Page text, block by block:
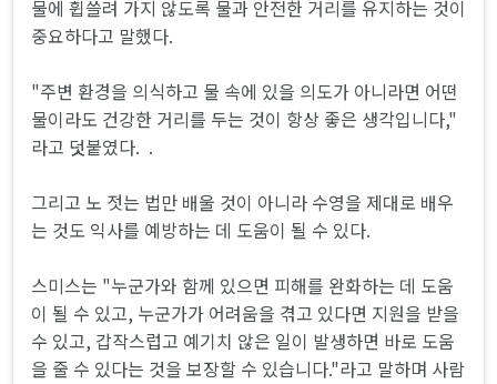
물에 휩쓸려 가지 않도록 물과 안전한 거리를 유지하는 것이
중요하다고 말했다.
"주변 환경을 의식하고 물 속에 있을 의도가 아니라면 어떤
물이라도 건강한 거리를 두는 것이 항상 좋은 생각입니다,"
라고 덧붙였다. .
그리고 노 젓는 법만 배울 것이 아니라 수영을 제대로 배우
는 것도 익사를 예방하는 데 도움이 될 수 있다.
스미스는 "누군가와 함께 있으면 피해를 완화하는 데 도움
이 될 수 있고, 누군가가 어려움을 겪고 있다면 지원을 받을
수 있고, 갑작스럽고 예기치 않은 일이 발생하면 바로 도움
을 줄 수 있다는 것을 보장할 수 있습니다."라고 말하며 사람